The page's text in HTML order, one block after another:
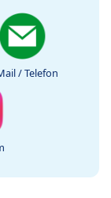
/ Telefon